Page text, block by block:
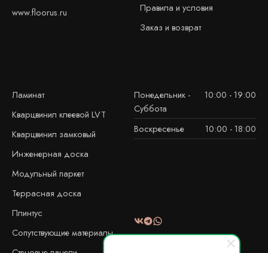
www.floorus.ru
Правила и условия
Заказ и возврат
Ламинат
Кварцвинил клеевой LVT
Кварцвинил замковый
Инженерная доска
Модульный паркет
Террасная доска
Плинтус
Сопутствующие материалы
Понедельник -
Суббота
10:00 - 19:00
Воскресенье 10:00 - 18:00